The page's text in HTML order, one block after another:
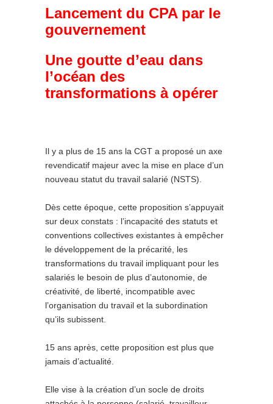
Lancement du CPA par le
gouvernement
Une goutte d’eau dans
l’océan des
transformations à opérer
Il y a plus de 15 ans la CGT a proposé un axe
revendicatif majeur avec la mise en place d’un
nouveau statut du travail salarié (NSTS).
Dès cette époque, cette proposition s’appuyait
sur deux constats : l’incapacité des statuts et
conventions collectives existantes à empêcher
le développement de la précarité, les
transformations du travail impliquant pour les
salariés le besoin de plus d’autonomie, de
créativité, de liberté, incompatible avec
l’organisation du travail et la subordination
qu’ils subissent.
15 ans après, cette proposition est plus que
jamais d’actualité.
Elle vise à la création d’un socle de droits